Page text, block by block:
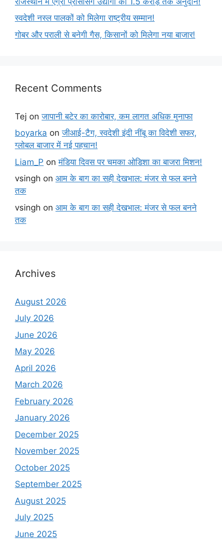
स्वदेशी नस्ल पालकों को मिलेगा राष्ट्रीय सम्मान!
गोबर और पराली से बनेगी गैस, किसानों को मिलेगा नया बाजार!
Recent Comments
Tej onजापानी बटेर का कारोबार, कम लागत अधिक मुनाफा
boyarka onजीआई-टैग, स्वदेशी इंदी नींबू का विदेशी सफर,
ग्लोबल बाजार में नई पहचान!
Liam_P onमंडिया दिवस पर चमका ओडिशा का बाजरा मिशन!
vsingh on आम के बाग का सही देखभाल: मंजर से फल बनने
तक
vsingh on आम के बाग का सही देखभाल: मंजर से फल बनने
तक
Archives
August 2026
July 2026
June 2026
May 2026
April 2026
March 2026
February 2026
January 2026
December 2025
November 2025
October 2025
September 2025
August 2025
July 2025
June 2025